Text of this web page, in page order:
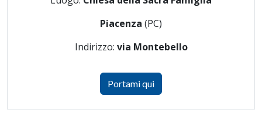
Piacenza (PC)
Indirizzo: via Montebello
Portami qui